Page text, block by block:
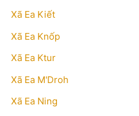
Xã Ea Kiết
Xã Ea Knốp
Xã Ea Ktur
Xã Ea M'Droh
Xã Ea Ning